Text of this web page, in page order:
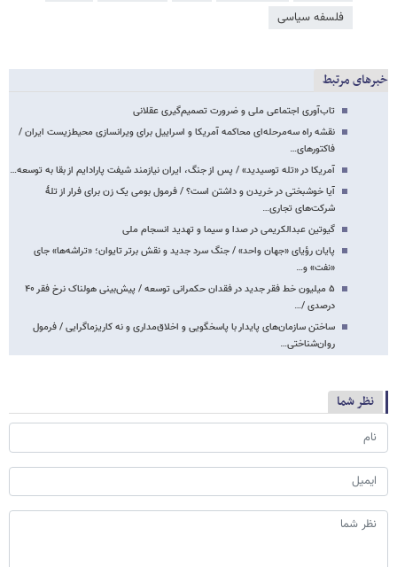
فلسفه سیاسی
خبرهای مرتبط
تاب‌آوری اجتماعی ملی و ضرورت تصمیم‌گیری عقلانی
نقشه راه سه‌مرحله‌ای محاکمه آمریکا و اسراییل برای ویرانسازی محیط‌زیست ایران /
فاکتورهای…
آمریکا در «تله توسیدید» / پس از جنگ، ایران نیازمند شیفت پارادایم از بقا به توسعه…
آیا خوشبختی در خریدن و داشتن است؟ / فرمول بومی یک زن برای فرار از تلهٔ
شرکت‌های تجاری…
گیوتین عبدالکریمی در صدا و سیما و تهدید انسجام ملی
پایان رؤیای «جهان واحد» / جنگ سرد جدید و نقش برتر تایوان؛ «تراشه‌ها» جای
«نفت» و…
۵ میلیون خط فقر جدید در فقدان حکمرانی توسعه / پیش‌بینی هولناک نرخ فقر ۴۰
درصدی /…
ساختن سازمان‌های پایدار با پاسخگویی و اخلاق‌مداری و نه کاریزماگرایی / فرمول
روان‌شناختی…
نظر شما